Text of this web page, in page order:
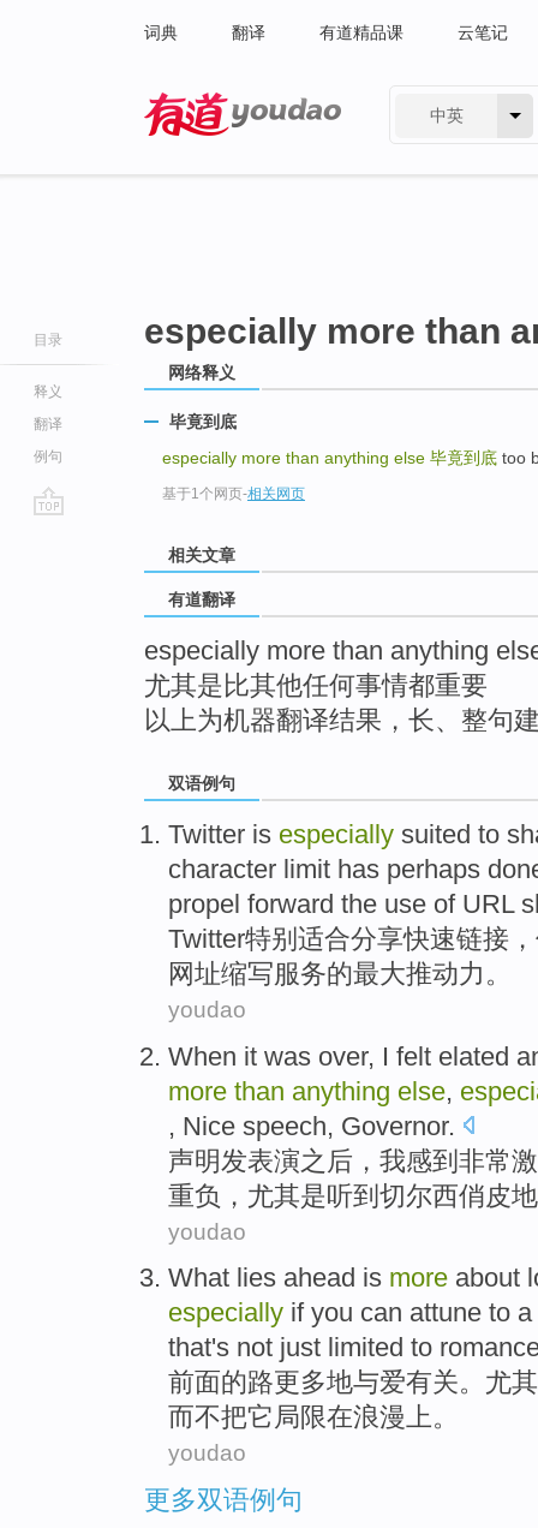
词典 翻译 有道精品课 云笔记
中英
目录
释义
翻译
例句
especially more than
网络释义
毕竟到底
especially more than anything else 毕竟到底 too
基于1个网页-相关网页
相关文章
有道翻译
especially more than anything
尤其是比其他任何事情都重要
以上为机器翻译结果，长、整句
双语例句
Twitter is especially suited to
character limit has perhaps
propel forward the use of URL
Twitter特别 适合分享快速链接 ，
网址缩写服务的最大推动力。
youdao
When it was over, I felt elated
more than anything else,
, Nice speech, Governor.
声明发表演之后 ， 我感到 非常
重负 ， 尤其是听到 切尔西俏皮
youdao
What lies ahead is more about
especially if you can attune to
that's not just limited to
前面的路更多地与爱有关。 尤
而不把它局限在浪漫上。
youdao
更多双语例句